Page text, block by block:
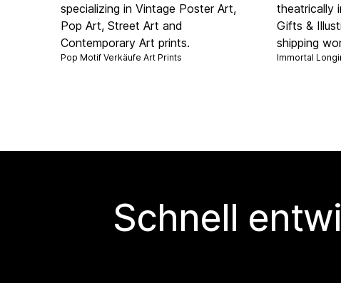
specializing in Vintage Poster Art,
Pop Art, Street Art and
Contemporary Art prints.
Pop Motif VerkäufeArt Prints
theatrically
Gifts &
shipping
Immortal
Schnell